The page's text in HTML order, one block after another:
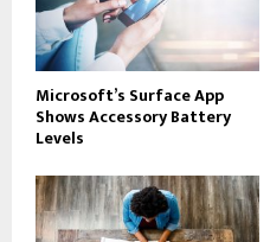
Microsoft’s Surface App
Shows Accessory Battery
Levels